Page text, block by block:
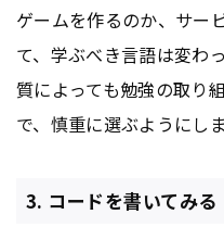
ゲームを作るのか、サー
て、学ぶべき言語は変わ
質によっても勉強の取り
で、慎重に選ぶようにし
3. コードを書いてみる